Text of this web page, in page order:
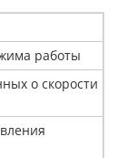
работы
о скорости